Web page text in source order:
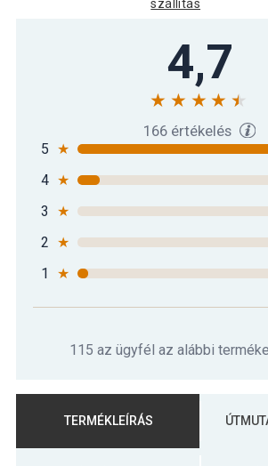
MOVIT Jógamatrac 183 x 60 x
baracksárga
MOVIT Jógamatrac 183 x 60
szállítás
4,7
166 értékelés
5 ★
4 ★
3
★
2 ★
1
★
115 az ügyfél az alábbi
TERMÉKLEÍRÁS